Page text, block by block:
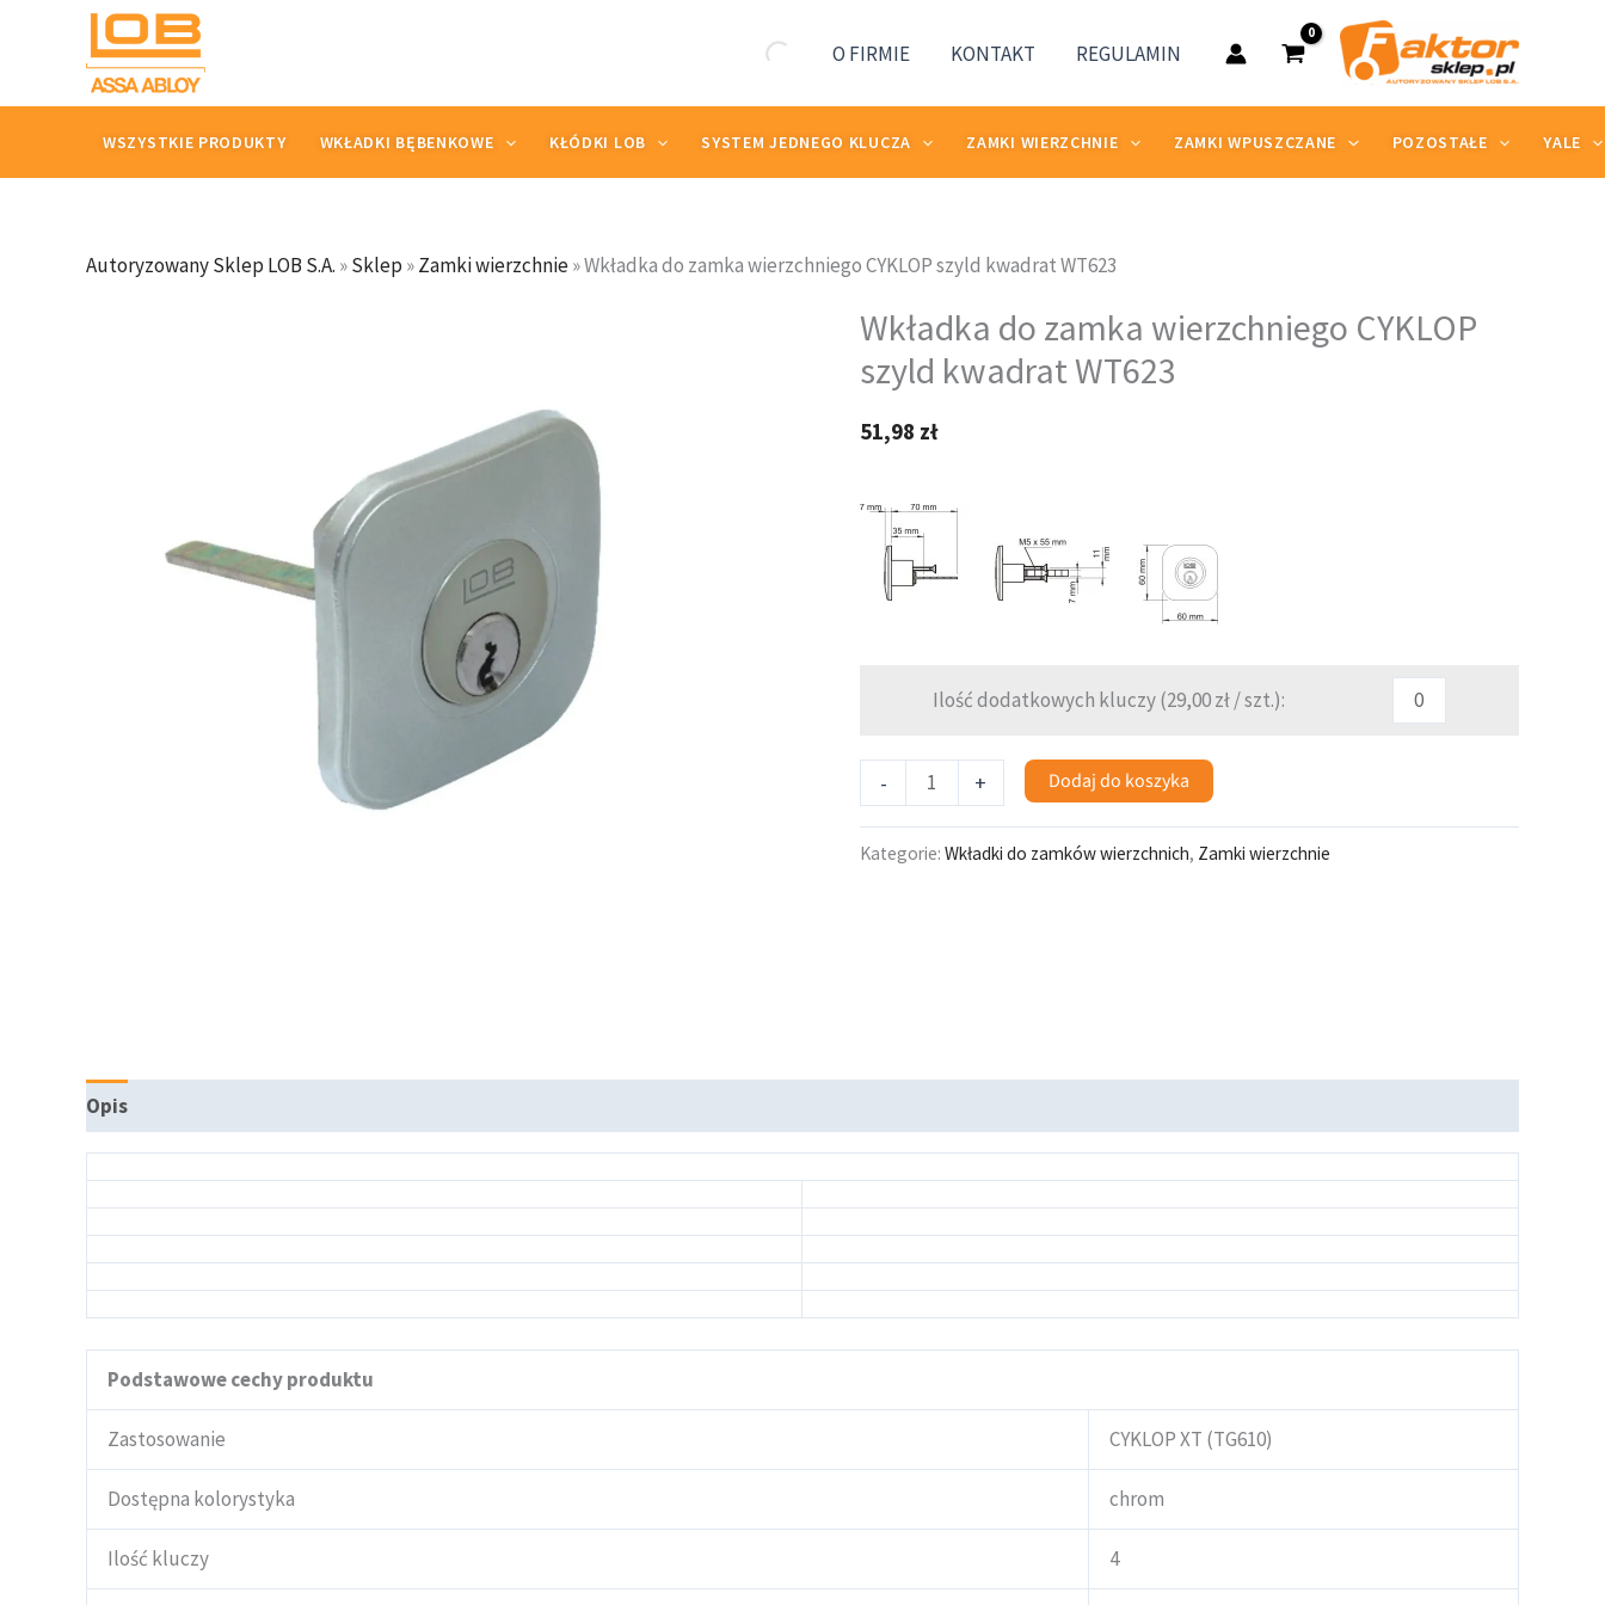
O FIRMIE KONTAKT REGULAMIN
WSZYSTKIE PRODUKTY WKŁADKI BĘBENKOWE KŁÓDKI LOB SYSTEM JEDNEGO KLUCZA ZAMKI WIERZCHNIE ZAMKI WPUSZCZANE POZOSTAŁE YALE
Autoryzowany Sklep LOB S.A. »Sklep »Zamki wierzchnie»Wkładka do zamka wierzchniego CYKLOP szyld kwadrat WT623
Wkładka do zamka wierzchniego CYKLOP
szyld kwadrat WT623
51,98 zł
Ilość dodatkowych kluczy (29,00zł/ szt.):
-
Wkładka
do
zamka
wierzchniego
kwadrat
WT623
+ Dodaj do koszyka
Kategorie: Wkładki do zamków wierzchnich, Zamki wierzchnie
Opis
Podstawowe cechy produktu
Zastosowanie CYKLOP XT (TG610)
Dostępna kolorystyka chrom
Ilość kluczy 4